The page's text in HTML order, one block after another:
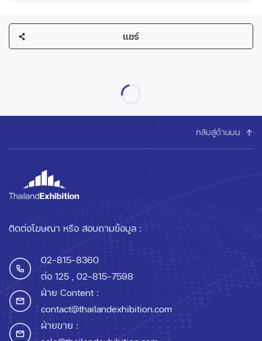
แชร์
กลับสู่ด้านบน
ติดต่อโฆษณา หรือ สอบถามข้อมูล :
02-815-8360
ต่อ 125 , 02-815-7598
ฝ่าย Content :
contact@thailandexhibition.com
ฝ่ายขาย :